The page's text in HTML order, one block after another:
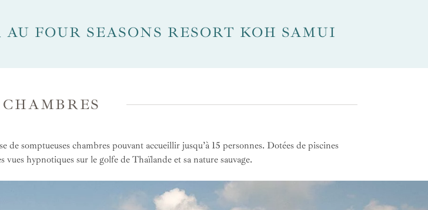
FOUR SEASONS RESORT KOH SAMUI
somptueuses chambres pouvant accueillir jusqu’à 15 personnes. Dotées de piscines
hypnotiques sur le golfe de Thaïlande et sa nature sauvage.